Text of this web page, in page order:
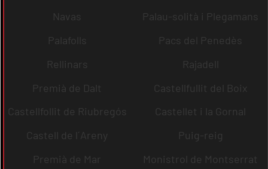
Navas
Palau-solità i Plegamans
Palafolls
Pacs del Penedès
Rellinars
Rajadell
Premià de Dalt
Castellfullit del Boix
Castellfollit de Riubregós
Castellet i la Gornal
Castell de l´Areny
Puig-reig
Premià de Mar
Monistrol de Montserrat